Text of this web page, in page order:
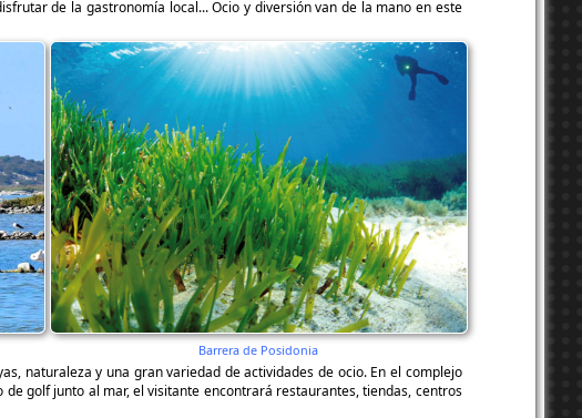
de la gastronomía local... Ocio y diversión van de la mano en este
Barrera de Posidonia
naturaleza y una gran variedad de actividades de ocio. En el complejo
golf junto al mar, el visitante encontrará restaurantes, tiendas, centros